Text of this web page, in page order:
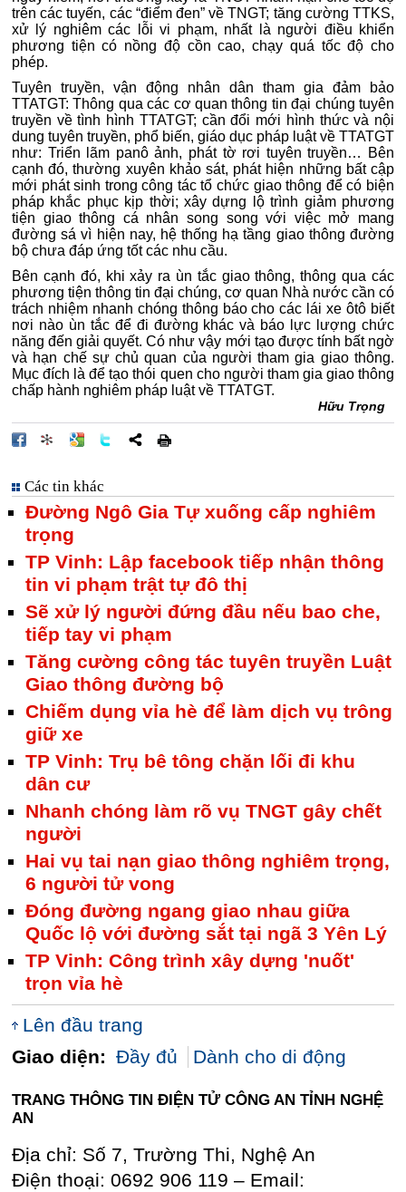
trên các tuyến, các “điểm đen” về TNGT; tăng cường TTKS,
xử lý nghiêm các lỗi vi phạm, nhất là người điều khiển
phương tiện có nồng độ cồn cao, chạy quá tốc độ cho
phép.
Tuyên truyền, vận động nhân dân tham gia đảm bảo
TTATGT: Thông qua các cơ quan thông tin đại chúng tuyên
truyền về tình hình TTATGT; cần đổi mới hình thức và nội
dung tuyên truyền, phổ biến, giáo dục pháp luật về TTATGT
như: Triển lãm panô ảnh, phát tờ rơi tuyên truyền… Bên
cạnh đó, thường xuyên khảo sát, phát hiện những bất cập
mới phát sinh trong công tác tổ chức giao thông để có biện
pháp khắc phục kịp thời; xây dựng lộ trình giảm phương
tiện giao thông cá nhân song song với việc mở mang
đường sá vì hiện nay, hệ thống hạ tầng giao thông đường
bộ chưa đáp ứng tốt các nhu cầu.
Bên cạnh đó, khi xảy ra ùn tắc giao thông, thông qua các
phương tiện thông tin đại chúng, cơ quan Nhà nước cần có
trách nhiệm nhanh chóng thông báo cho các lái xe ôtô biết
nơi nào ùn tắc để đi đường khác và báo lực lượng chức
năng đến giải quyết. Có như vậy mới tạo được tính bất ngờ
và hạn chế sự chủ quan của người tham gia giao thông.
Mục đích là để tạo thói quen cho người tham gia giao thông
chấp hành nghiêm pháp luật về TTATGT.
Hữu Trọng
Các tin khác
Đường Ngô Gia Tự xuống cấp nghiêm
trọng
TP Vinh: Lập facebook tiếp nhận thông
tin vi phạm trật tự đô thị
Sẽ xử lý người đứng đầu nếu bao che,
tiếp tay vi phạm
Tăng cường công tác tuyên truyền Luật
Giao thông đường bộ
Chiếm dụng vỉa hè để làm dịch vụ trông
giữ xe
TP Vinh: Trụ bê tông chặn lối đi khu
dân cư
Nhanh chóng làm rõ vụ TNGT gây chết
người
Hai vụ tai nạn giao thông nghiêm trọng,
6 người tử vong
Đóng đường ngang giao nhau giữa
Quốc lộ với đường sắt tại ngã 3 Yên Lý
TP Vinh: Công trình xây dựng 'nuốt'
trọn vỉa hè
Lên đầu trang
Giao diện: Đầy đủ Dành cho di động
TRANG THÔNG TIN ĐIỆN TỬ CÔNG AN TỈNH NGHỆ
AN
Địa chỉ: Số 7, Trường Thi, Nghệ An
Điện thoại: 0692 906 119 – Email: